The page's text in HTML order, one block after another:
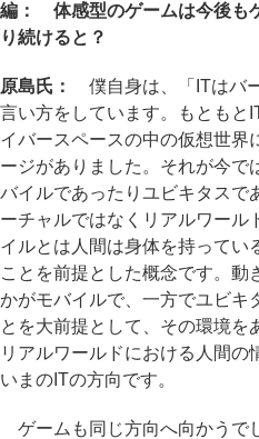
編： 体感型のゲームは今後も
り続けると？
原島氏：
僕自身は、「ITはバ
言い方をしています。もともと
イバースペースの中の仮想世界
ージがありました。それが今で
バイルであったりユビキタスで
ーチャルではなくリアルワール
イルとは人間は身体を持ってい
ことを前提とした概念です。動
かがモバイルで、一方でユビキ
とを大前提として、その環境を
リアルワールドにおける人間
いまのITの方向です。
ゲームも同じ方向へ向かうで